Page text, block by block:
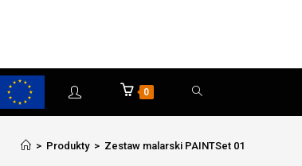
0
> Produkty > Zestaw malarski PAINTSet 01